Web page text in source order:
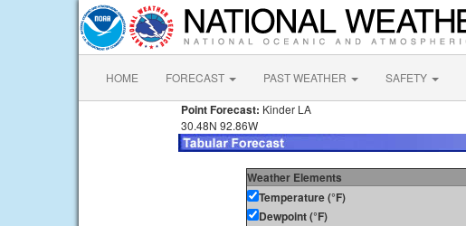
HOME FORECAST PAST WEATHER SAFETY
Point Forecast: Kinder LA
30.48N 92.86W
Weather Elements
Temperature (°F)
Dewpoint (°F)